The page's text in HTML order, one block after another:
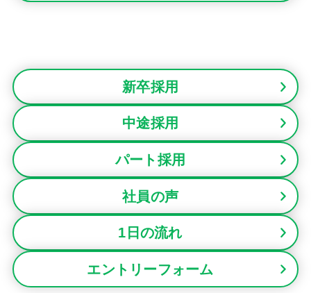
新卒採用
中途採用
パート採用
社員の声
1日の流れ
エントリーフォーム